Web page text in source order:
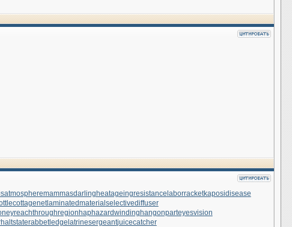
mammasdarling heatageingresistance laborracketkaposidisease
cottagenetlaminatedmaterial selectivediffuser
reachthroughregion haphazardwinding hangonparteyesvision
haltstaterabbetledge latrinesergeantjuicecatcher